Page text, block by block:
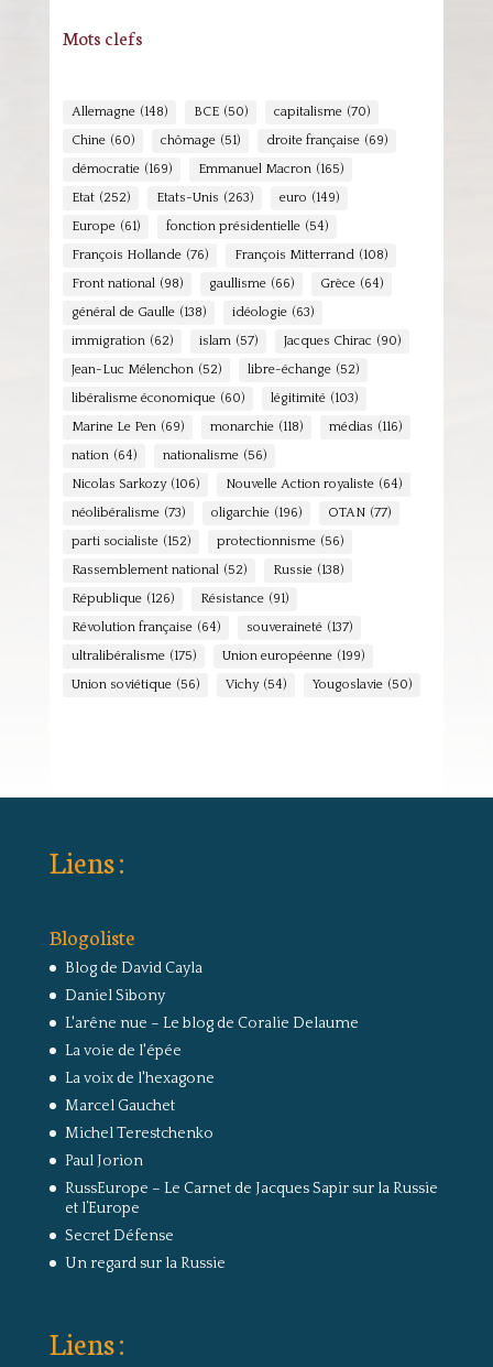
Mots clefs
Allemagne (148) BCE (50) capitalisme (70)
Chine (60) chômage (51) droite française (69)
démocratie (169) Emmanuel Macron (165)
Etat (252) Etats-Unis (263) euro (149)
Europe (61) fonction présidentielle (54)
François Hollande (76) François Mitterrand (108)
Front national (98) gaullisme (66) Grèce (64)
général de Gaulle (138) idéologie (63)
immigration (62) islam (57) Jacques Chirac (90)
Jean-Luc Mélenchon (52) libre-échange (52)
libéralisme économique (60) légitimité (103)
Marine Le Pen (69) monarchie (118) médias (116)
nation (64) nationalisme (56)
Nicolas Sarkozy (106) Nouvelle Action royaliste (64)
néolibéralisme (73) oligarchie (196) OTAN (77)
parti socialiste (152) protectionnisme (56)
Rassemblement national (52) Russie (138)
République (126) Résistance (91)
Révolution française (64) souveraineté (137)
ultralibéralisme (175) Union européenne (199)
Union soviétique (56) Vichy (54) Yougoslavie (50)
Liens :
Blogoliste
Blog de David Cayla
Daniel Sibony
L'arêne nue – Le blog de Coralie Delaume
La voie de l'épée
La voix de l'hexagone
Marcel Gauchet
Michel Terestchenko
Paul Jorion
RussEurope – Le Carnet de Jacques Sapir sur la Russie
et l’Europe
Secret Défense
Un regard sur la Russie
Liens :